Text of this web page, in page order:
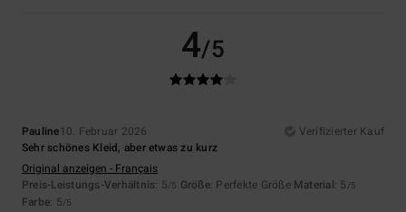
4/5
Pauline10. Februar 2026
Verifizierter Kauf
Sehr schönes Kleid, aber etwas zu kurz
Original anzeigen - Français
Preis-Leistungs-Verhältnis: 5/5 Größe: Perfekte Größe Material: 5 /5
Farbe: 5/5